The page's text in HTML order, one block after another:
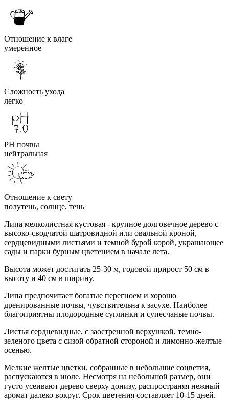
Отношение к влаге
умеренное
Сложность ухода
легко
PH почвы
нейтральная
Отношение к свету
полутень, солнце, тень
Липа мелколистная кустовая - крупное долговечное дерево с
высоко-сводчатой шатровидной или овальной кроной,
сердцевидными листьями и темной бурой корой, украшающее
сады и парки бурным цветением в начале лета.
Высота может достигать 25-30 м, годовой прирост 50 см в
высоту и 40 см в ширину.
Липа предпочитает богатые перегноем и хорошо
дренированные почвы, чувствительна к засухе. Наиболее
благоприятны плодородные суглинки и супесчаные почвы.
Листья сердцевидные, с заостренной верхушкой, темно-
зеленого цвета с сизой обратной стороной и лимонно-желтые
осенью.
Мелкие желтые цветки, собранные в небольшие соцветия,
распускаются в июле. Несмотря на небольшой размер, они
густо усеивают дерево сверху донизу, распространяя нежный
аромат далеко вокруг. Срок цветения составляет 10-15 дней.